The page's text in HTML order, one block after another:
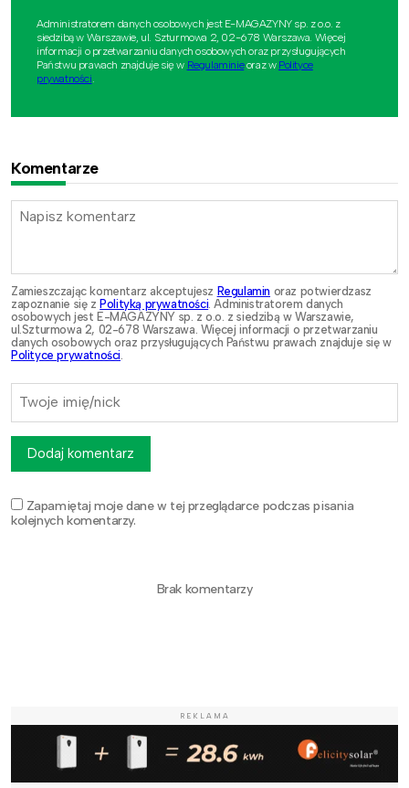
Administratorem danych osobowych jest E-MAGAZYNY sp. z o.o. z
siedzibą w Warszawie, ul. Szturmowa 2, 02-678 Warszawa. Więcej
informacji o przetwarzaniu danych osobowych oraz przysługujących
Państwu prawach znajduje się w Regulaminieoraz w Polityce
prywatności.
Komentarze
Zamieszczając komentarz akceptujesz Regulamin oraz potwierdzasz
zapoznanie się zPolityką prywatności . Administratorem danych
osobowych jest E-MAGAZYNY sp. z o.o. z siedzibą w Warszawie,
ul.Szturmowa 2, 02-678 Warszawa. Więcej informacji o przetwarzaniu
danych osobowych oraz przysługujących Państwu prawach znajduje się w
Polityce prywatności
Zapamiętaj moje dane w tej przeglądarce podczas pisania
kolejnych komentarzy.
Dodaj komentarz
Brak komentarzy
REKLAMA